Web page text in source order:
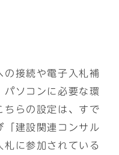
の接続や電子入札補
パソコンに必要な環
ちらの設定は、すで
「建設関連コンサル
札に参加されている